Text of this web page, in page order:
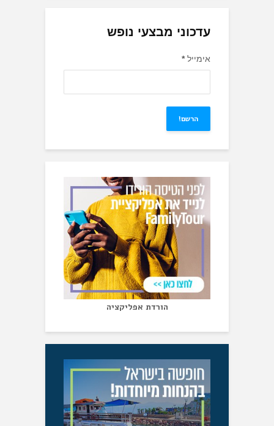
עדכוני מבצעי נופש
אימייל*
הורדת אפליקציה